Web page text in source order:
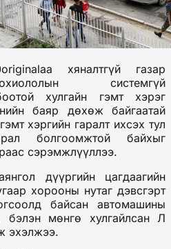
аа хяналтгүй газар
системгүй
хулгайн гэмт хэрэг
баяр дөхөж байгаатай
хэргийн гаралт ихсэх тул
болгоомжтой байхыг
сэрэмжлүүллээ.
дүүргийн цагдаагийн
хорооны нутаг дэвсгэрт
байсан автомашины
бэлэн мөнгө хулгайлсан Л
эхэлжээ.